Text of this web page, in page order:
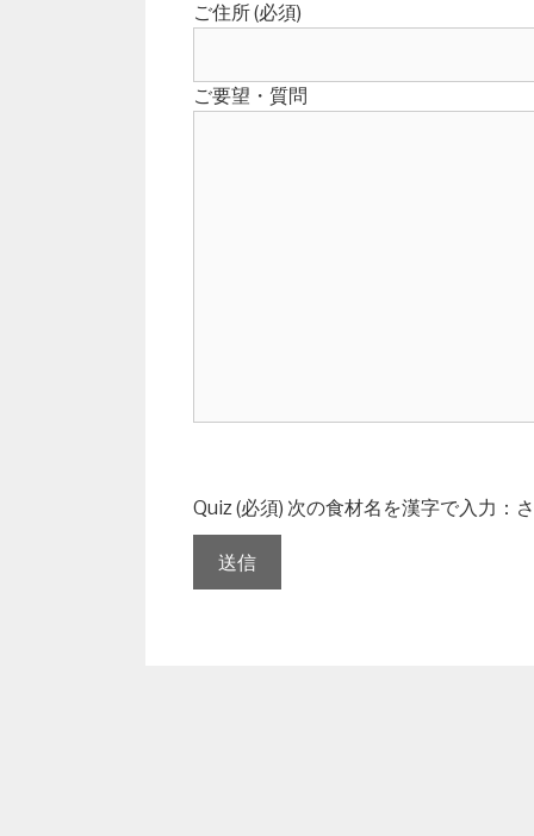
ご住所 (必須)
ご要望・質問
Quiz (必須) 次の食材名を漢字で入力：